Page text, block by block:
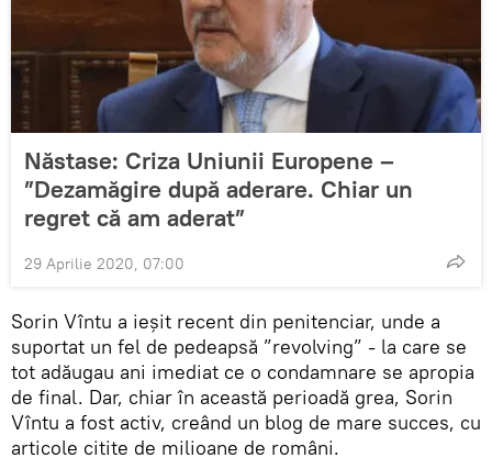
Năstase: Criza Uniunii Europene –
”Dezamăgire după aderare. Chiar un
regret că am aderat”
29 Aprilie 2020, 07:00
Sorin Vîntu a ieșit recent din penitenciar, unde a
suportat un fel de pedeapsă ”revolving” - la care se
tot adăugau ani imediat ce o condamnare se apropia
de final. Dar, chiar în această perioadă grea, Sorin
Vîntu a fost activ, creând un blog de mare succes, cu
articole citite de milioane de români.